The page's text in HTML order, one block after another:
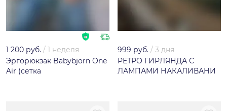
1 200 руб. / 1 неделя
Эргорюкзак Babybjorn One
Air (сетка
999 руб. / 3 дня
РЕТРО ГИРЛЯНДА С
ЛАМПАМИ НАКАЛИВАНИ